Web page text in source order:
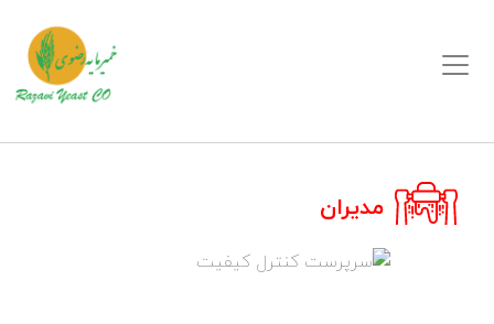
مدیران